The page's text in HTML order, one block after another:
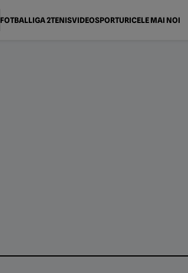
FOTBALLIGA 2TENISVIDEOSPORTURICELE MAI NOI